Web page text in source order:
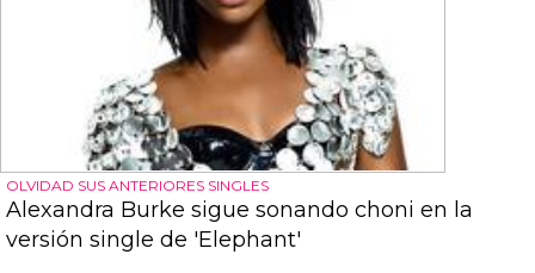
OLVIDAD SUS ANTERIORES SINGLES
Alexandra Burke sigue sonando choni en la
versión single de 'Elephant'